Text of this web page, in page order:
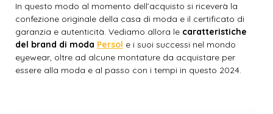
In questo modo al momento dell’acquisto si riceverà la
confezione originale della casa di moda e il certificato di
garanzia e autenticità. Vediamo allora le caratteristiche
del brand di moda Persol e i suoi successi nel mondo
eyewear, oltre ad alcune montature da acquistare per
essere alla moda e al passo con i tempi in questo 2024.